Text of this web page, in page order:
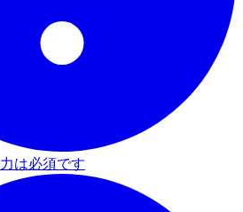
は必須です